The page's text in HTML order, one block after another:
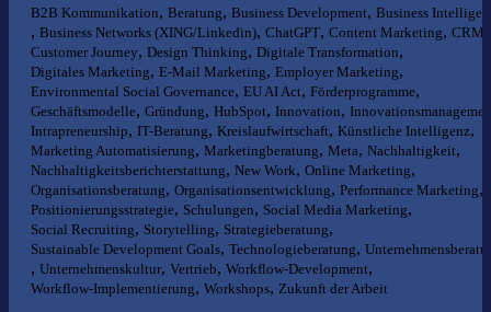
B2B Kommunikation, Beratung, Business Development, Business
, Business Networks (XING/Linkedin), ChatGPT, Content Marketing, CRM
Customer Journey, Design Thinking, Digitale Transformation,
Digitales Marketing, E-Mail Marketing, Employer Marketing,
Environmental Social Governance, EU AI Act, Förderprogramme,
Geschäftsmodelle, Gründung, HubSpot, Innovation,
Intrapreneurship, IT-Beratung, Kreislaufwirtschaft, Künstliche Intelligenz,
Marketing Automatisierung, Marketingberatung, Meta, Nachhaltigkeit,
Nachhaltigkeitsberichterstattung, New Work, Online Marketing,
Organisationsberatung, Organisationsentwicklung, Performance Marketing,
Positionierungsstrategie, Schulungen, Social Media Marketing,
Social Recruiting, Storytelling, Strategieberatung,
Sustainable Development Goals, Technologieberatung,
, Unternehmenskultur, Vertrieb, Workflow-Development,
Workflow-Implementierung, Workshops, Zukunft der Arbeit